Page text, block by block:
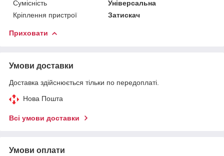
Сумісність
Універсальна
Кріплення пристрої
Затискач
Приховати
Умови доставки
Доставка здійснюється тільки по передоплаті.
Нова Пошта
Всі умови доставки
Умови оплати